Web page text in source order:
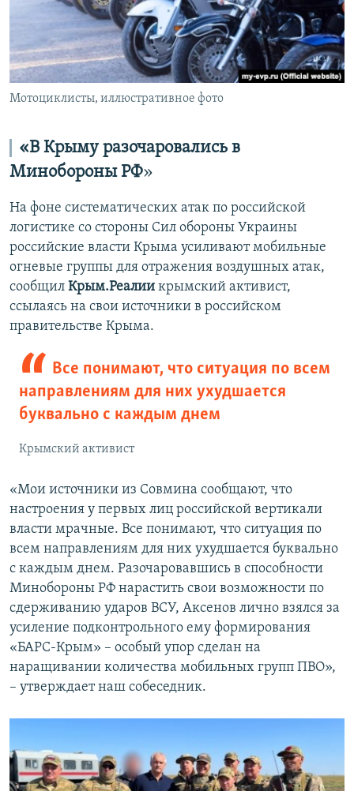
Мотоциклисты, иллюстративное фото
«В Крыму разочаровались в
Минобороны РФ»
На фоне систематических атак по российской
логистике со стороны Сил обороны Украины
российские власти Крыма усиливают мобильные
огневые группы для отражения воздушных атак,
сообщил Крым.Реалии крымский активист,
ссылаясь на свои источники в российском
правительстве Крыма.
Все понимают, что ситуация по всем
направлениям для них ухудшается
буквально с каждым днем
Крымский активист
«Мои источники из Совмина сообщают, что
настроения у первых лиц российской вертикали
власти мрачные. Все понимают, что ситуация по
всем направлениям для них ухудшается буквально
с каждым днем. Разочаровавшись в способности
Минобороны РФ нарастить свои возможности по
сдерживанию ударов ВСУ, Аксенов лично взялся за
усиление подконтрольного ему формирования
«БАРС-Крым» – особый упор сделан на
наращивании количества мобильных групп ПВО»,
– утверждает наш собеседник.